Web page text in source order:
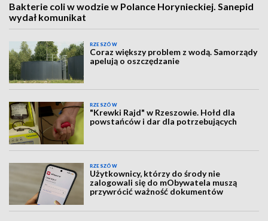
Bakterie coli w wodzie w Polance Horynieckiej. Sanepid
wydał komunikat
RZESZÓW
Coraz większy problem z wodą. Samorządy
apelują o oszczędzanie
RZESZÓW
"Krewki Rajd" w Rzeszowie. Hołd dla
powstańców i dar dla potrzebujących
RZESZÓW
Użytkownicy, którzy do środy nie
zalogowali się do mObywatela muszą
przywrócić ważność dokumentów